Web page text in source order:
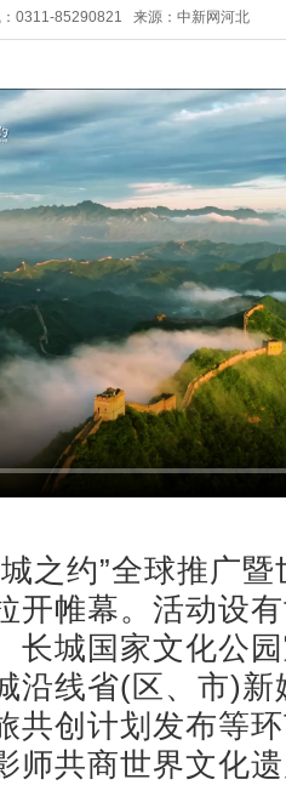
0311-85290821 来源：中新网河北
约”全球推广暨
开帷幕。活动设
长城国家文化公
沿线省(区、市)
共创计划发布等
师共商世界文化